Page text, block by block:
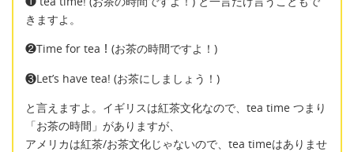
きますよ。
❷Time for tea！(お茶の時間ですよ！)
❸Let’s have tea! (お茶にしましょう！)
と言えますよ。イギリスは紅茶文化なので、tea time つまり
「お茶の時間」がありますが、
アメリカは紅茶/お茶文化じゃないので、tea timeはありませ